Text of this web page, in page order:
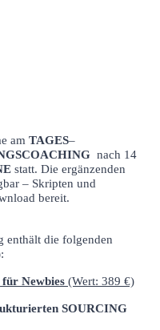
am TAGES–
nach 14
statt. Die ergänzenden
– Skripten und
bereit.
enthält die folgenden
Newbies (Wert: 389 €)
SOURCING